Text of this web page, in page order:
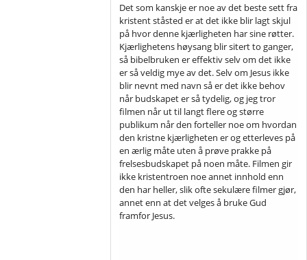
Det som kanskje er noe av det beste sett fra
kristent ståsted er at det ikke blir lagt skjul
på hvor denne kjærligheten har sine røtter.
Kjærlighetens høysang blir sitert to ganger,
så bibelbruken er effektiv selv om det ikke
er så veldig mye av det. Selv om Jesus ikke
blir nevnt med navn så er det ikke behov
når budskapet er så tydelig, og jeg tror
filmen når ut til langt flere og større
publikum når den forteller noe om hvordan
den kristne kjærligheten er og etterleves på
en ærlig måte uten å prøve prakke på
frelsesbudskapet på noen måte. Filmen gir
ikke kristentroen noe annet innhold enn
den har heller, slik ofte sekulære filmer gjør,
annet enn at det velges å bruke Gud
framfor Jesus.